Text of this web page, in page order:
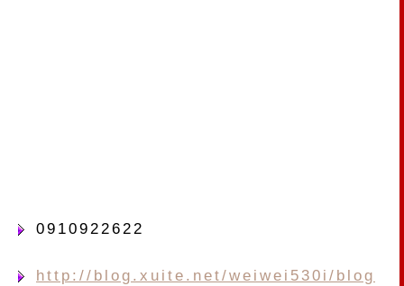
0910922622
http://blog.xuite.net/weiwei530i/blog